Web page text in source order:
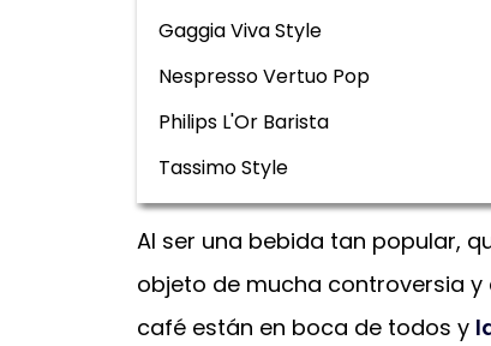
Gaggia Viva Style
Nespresso Vertuo Pop
Philips L'Or Barista
Tassimo Style
Al ser una bebida tan popular,
objeto de mucha controversia y
café están en boca de todos y